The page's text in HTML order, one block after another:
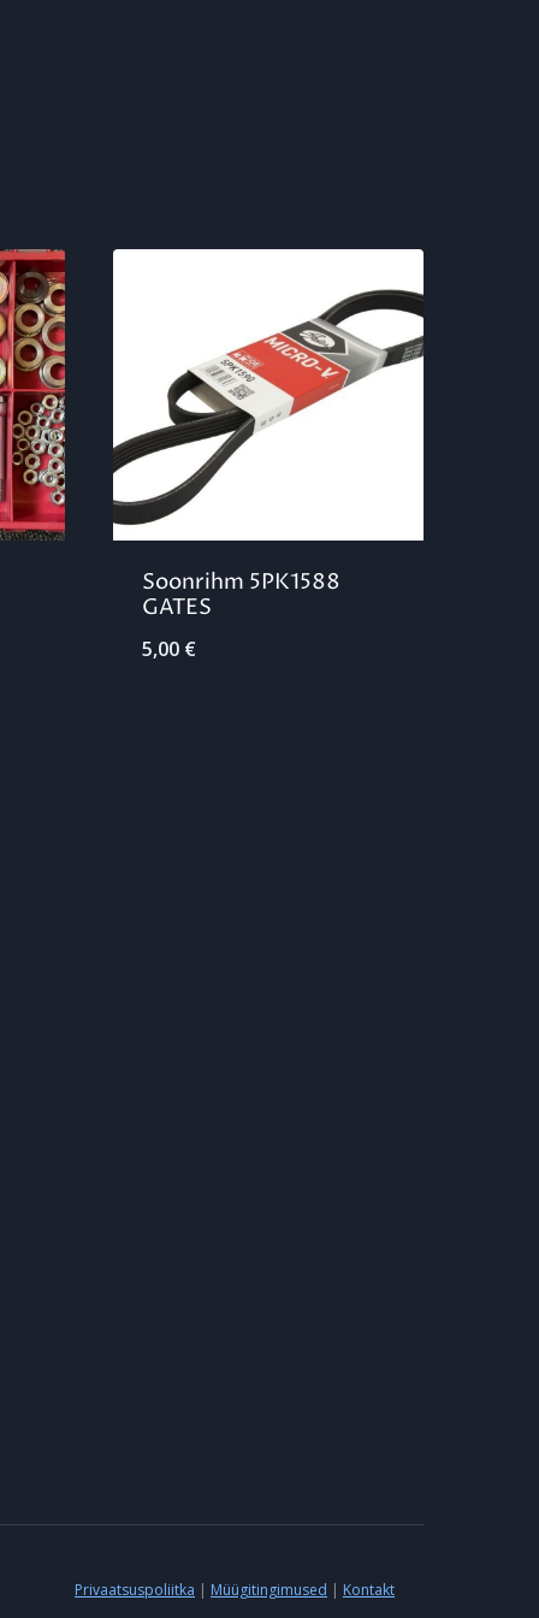
Soonrihm 5PK1588
GATES
5,00 €
Privaatsuspoliitka | Müügitingimused | Kontakt